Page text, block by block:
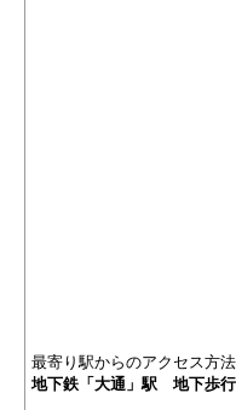
最寄り駅からのアクセス方法
地下鉄「大通」駅 地下歩